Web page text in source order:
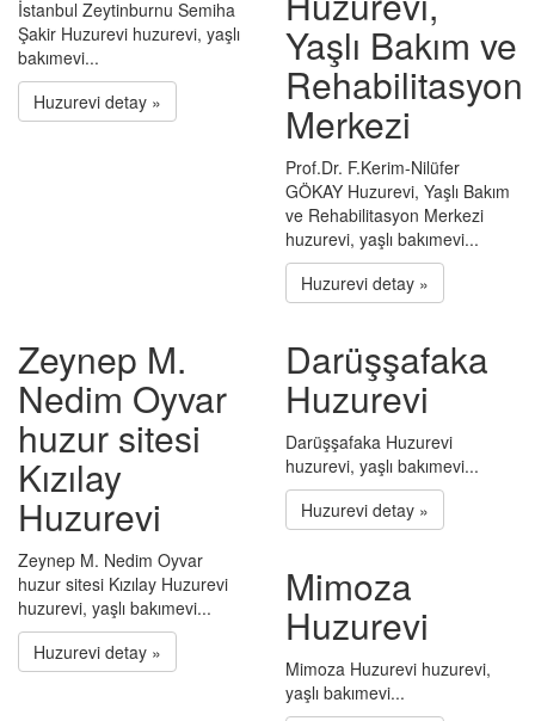
İstanbul Zeytinburnu Semiha
Şakir Huzurevi huzurevi, yaşlı
bakımevi...
Huzurevi detay »
Yaşlı Bakım ve
Rehabilitasyon
Merkezi
Prof.Dr. F.Kerim-Nilüfer
GÖKAY Huzurevi, Yaşlı Bakım
ve Rehabilitasyon Merkezi
huzurevi, yaşlı bakımevi...
Huzurevi detay »
Zeynep M.
Nedim Oyvar
huzur sitesi
Kızılay
Huzurevi
Zeynep M. Nedim Oyvar
huzur sitesi Kızılay Huzurevi
huzurevi, yaşlı bakımevi...
Huzurevi detay »
Darüşşafaka
Huzurevi
Darüşşafaka Huzurevi
huzurevi, yaşlı bakımevi...
Huzurevi detay »
Mimoza
Huzurevi
Mimoza Huzurevi huzurevi,
yaşlı bakımevi...